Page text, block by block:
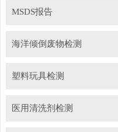
MSDS报告
海洋倾倒废物检测
塑料玩具检测
医用清洗剂检测